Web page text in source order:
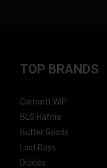
TOP BRANDS
Carhartt WIP
BLS Hafnia
Butter Goods
Lost Boys
Dickies